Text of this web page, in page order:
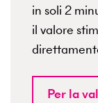
in soli 2
il valore
Per la